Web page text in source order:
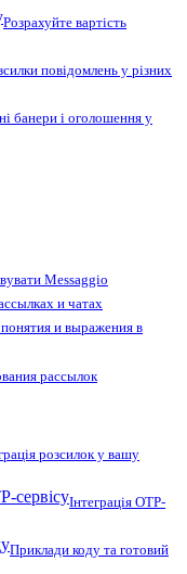
Розрахуйте вартість
повідомлень у різних
банери і оголошення у
Messaggio
и чатах
и выражения в
рассылок
розсилок у вашу
сервісуІнтеграція OTP-
Приклади коду та готовий